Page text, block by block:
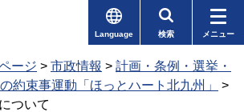
Language 検索 メニュー
ージ > 市政情報 > 計画・条例・選挙・
約束事運動「ほっとハート北九州」
>
ついて